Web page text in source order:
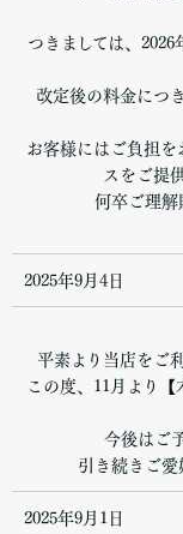
つきましては、
改定後の料金につ
お客様にはご負担を
スをご提
何卒ご理解
2025年9月4日
平素より当店をご
この度、11月より
今後はご
引き続きご愛
2025年9月1日